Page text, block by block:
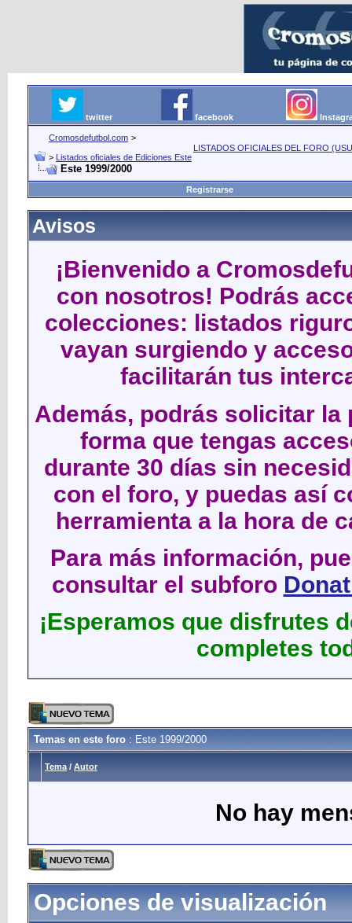
twitter facebook
Cromosdefutbol.com >
LISTADOS OFICIALES DEL FORO
> Listados oficiales de Ediciones Este
Este 1999/2000
Registrarse
Avisos
¡Bienvenido a
con nosotros! Podrás
colecciones: listados
vayan surgiendo y
facilitarán tus
Además, podrás solicitar
forma que tengas
durante 30 días sin
con el foro, y puedas así
herramienta a la hora de
Para más información,
consultar el subforo
¡Esperamos que disfrutes
completes
Temas en este foro : Este 1999/2000
Tema / Autor
No hay
Opciones de visualización